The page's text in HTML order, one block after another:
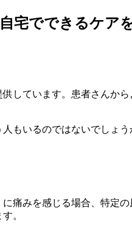
宅でできるケア
しています。患者さんか
もいるのではないでしょう
痛みを感じる場合、特定
。